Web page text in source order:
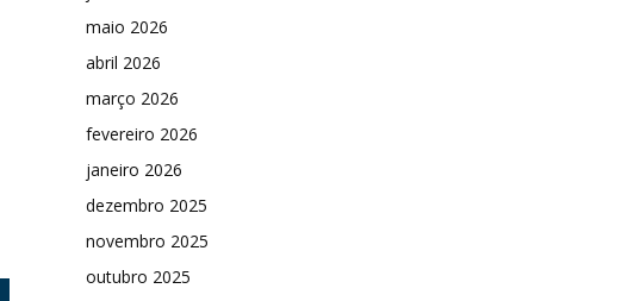
maio 2026
abril 2026
março 2026
fevereiro 2026
janeiro 2026
dezembro 2025
novembro 2025
outubro 2025